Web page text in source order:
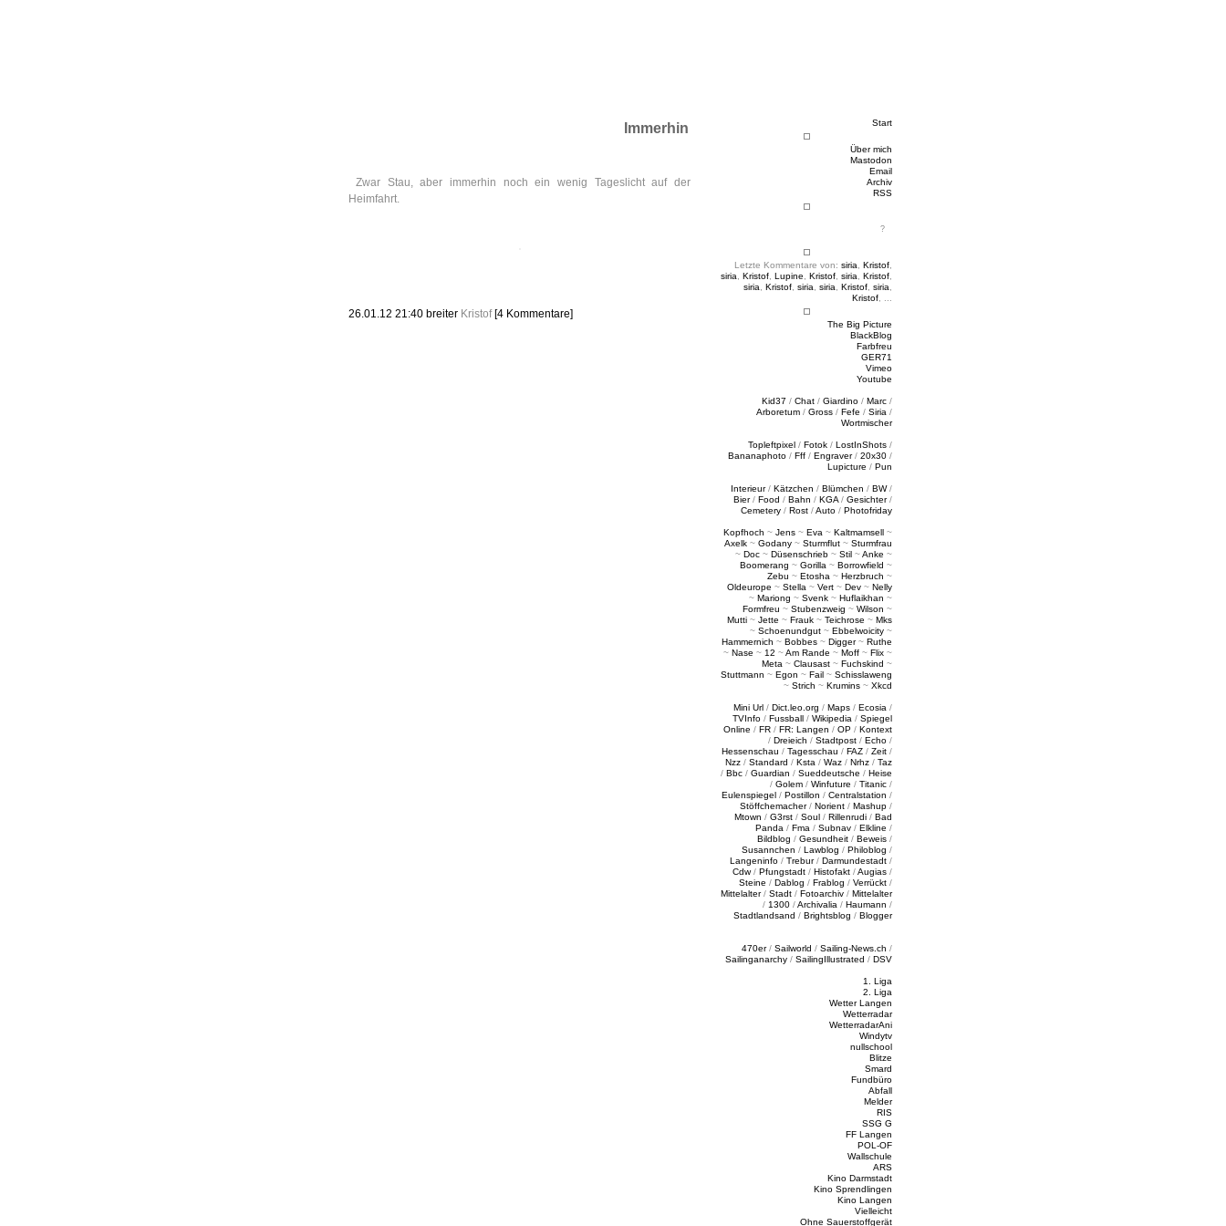
Start
Über mich
Mastodon
Email
Archiv
RSS
Letzte Kommentare von: siria Kristof
siria
Kristof Lupine Kristof siria Kristof
siria
Kristof siria siria Kristof siria
Kristof
The Big Picture
BlackBlog
Farbfreu
GER71
Vimeo
Youtube
Kid37 / Chat / Giardino / Marc /
Arboretum / Gross / Fefe / Siria /
Wortmischer
Topleftpixel / Fotok / LostInShots /
Bananaphoto / Fff / Engraver/ 20x30 /
Lupicture / Pun
Interieur/ Kätzchen / Blümchen / BW/
Bier/ Food / Bahn / KGA / Gesichter/
Cemetery / Rost /Auto / Photofriday
Kopfhoch ~ Jens ~ Eva ~ Kaltmamsell ~
Axelk ~ Godany ~ Sturmflut ~ Sturmfrau
~ Doc ~ Düsenschrieb ~ Stil ~Anke ~
Boomerang ~ Gorilla ~ Borrowfield ~
Zebu ~ Etosha ~ Herzbruch ~
Oldeurope ~ Stella ~ Vert ~ Dev ~ Nelly
~ Mariong ~ Svenk ~ Huflaikhan ~
Formfreu ~ Stubenzweig ~ Wilson ~
Mutti ~ Jette ~ Frauk ~ Teichrose ~ Mks
~ Schoenundgut ~ Ebbelwoicity ~
Hammernich ~ Bobbes ~ Digger~ Ruthe
~ Nase ~ 12 ~Am Rande ~ Moff ~ Flix ~
Meta ~ Clausast ~ Fuchskind ~
Stuttmann ~ Egon ~ Fail ~ Schisslaweng
~ Strich ~ Krumins ~ Xkcd
Mini Url / Dict.leo.org / Maps / Ecosia /
TVInfo / Fussball / Wikipedia / Spiegel
Online / FR / FR: Langen / OP / Kontext
/ Dreieich / Stadtpost / Echo /
Hessenschau / Tagesschau / FAZ / Zeit /
Nzz / Standard / Ksta / Waz / Nrhz / Taz
/ Bbc / Guardian / Sueddeutsche / Heise
/ Golem / Winfuture / Titanic /
Eulenspiegel / Postillon / Centralstation /
Stöffchemacher/ Norient / Mashup /
Mtown / G3rst / Soul / Rillenrudi / Bad
Panda / Fma / Subnav / Elkline /
Bildblog / Gesundheit / Beweis /
Susannchen / Lawblog / Philoblog /
Langeninfo / Trebur/ Darmundestadt /
Cdw/ Pfungstadt / Histofakt /Augias /
Steine / Dablog / Frablog / Verrückt /
Mittelalter/ Stadt / Fotoarchiv / Mittelalter
/ 1300 /Archivalia / Haumann /
Stadtlandsand / Brightsblog / Blogger
470er/ Sailworld / Sailing-News.ch /
Sailinganarchy / SailingIllustrated / DSV
1. Liga
2. Liga
Wetter Langen
Wetterradar
WetterradarAni
Windytv
nullschool
Blitze
Smard
Fundbüro
Abfall
Melder
RIS
SSG G
FF Langen
POL-OF
Wallschule
ARS
Kino Darmstadt
Kino Sprendlingen
Kino Langen
Vielleicht
Ohne Sauerstoffgerät
Immerhin
Zwar Stau, aber immerhin noch ein wenig Tageslicht auf der
Heimfahrt.
26.01.12 21:40 breiter Kristof [4 Kommentare]